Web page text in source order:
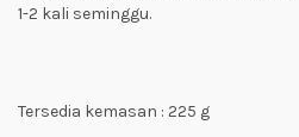
1-2 kali seminggu.
Tersedia kemasan : 225 g